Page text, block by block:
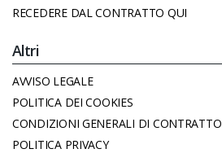
RECEDERE DAL CONTRATTO QUI
Altri
AVVISO LEGALE
POLITICA DEI COOKIES
CONDIZIONI GENERALI DI CONTRATTO
POLITICA PRIVACY